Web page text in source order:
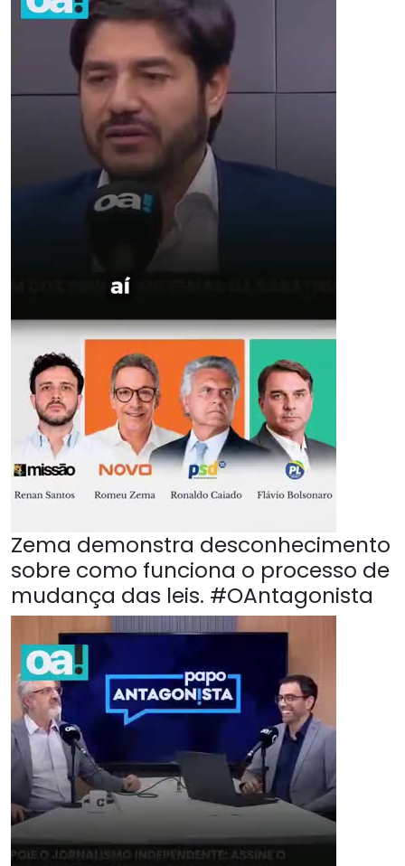
Zema demonstra desconhecimento
sobre como funciona o processo de
mudança das leis. #OAntagonista